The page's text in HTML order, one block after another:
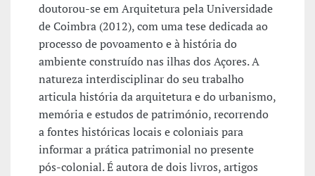
doutorou-se em Arquitetura pela Universidade
de Coimbra (2012), com uma tese dedicada ao
processo de povoamento e à história do
ambiente construído nas ilhas dos Açores. A
natureza interdisciplinar do seu trabalho
articula história da arquitetura e do urbanismo,
memória e estudos de património, recorrendo
a fontes históricas locais e coloniais para
informar a prática patrimonial no presente
pós-colonial. É autora de dois livros, artigos